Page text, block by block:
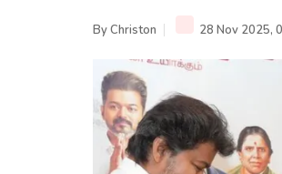
ByChriston 28 Nov 2025,